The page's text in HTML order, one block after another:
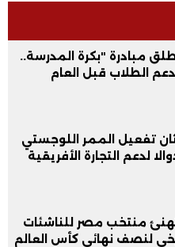
مبادرة "بكرة المدرسة..
الطلاب قبل العام
تفعيل الممر اللوجستي
لدعم التجارة الأفريقية
منتخب مصر للناشئات
لنصف نهائي كأس العالم